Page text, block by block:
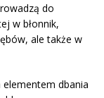
do
w błonnik,
ale także w
elementem dbania